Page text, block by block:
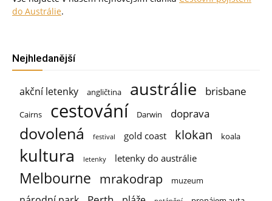
do Austrálie.
Nejhledanější
akční letenky angličtina austrálie brisbane
Cairns cestování Darwin doprava
dovolená festival gold coast klokan koala
kultura letenky letenky do austrálie
Melbourne mrakodrap muzeum